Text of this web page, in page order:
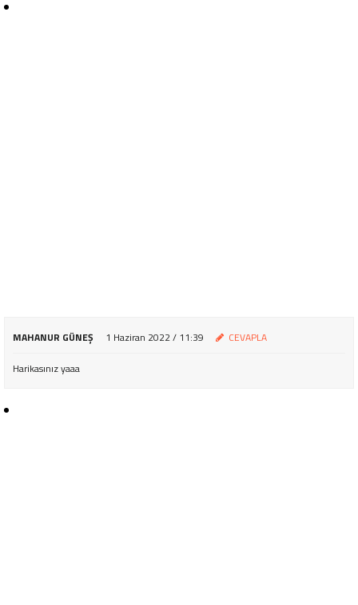
MAHANUR GÜNEŞ 1 Haziran 2022 / 11:39 CEVAPLA
Harikasınız yaaa